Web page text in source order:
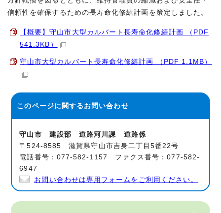
信頼性を確保するための長寿命化修繕計画を策定しました。
【概要】守山市大型カルバート長寿命化修繕計画 （PDF
541.3KB）
守山市大型カルバート長寿命化修繕計画 （PDF 1.1MB）
このページに関するお問い合わせ
守山市 建設部 道路河川課 道路係
〒524-8585 滋賀県守山市吉身二丁目5番22号
電話番号：077-582-1157 ファクス番号：077-582-
6947
お問い合わせは専用フォームをご利用ください。